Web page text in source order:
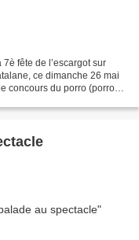
fête de l’escargot sur
ce dimanche 26 mai
concours du porro (porrou)